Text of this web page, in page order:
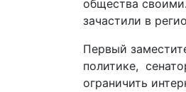
общества
зачастили в
Первый
политике,
ограничить